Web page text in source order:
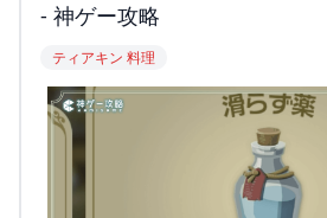
ティアキン 攻略
- 神ゲー攻略
ティアキン 料理